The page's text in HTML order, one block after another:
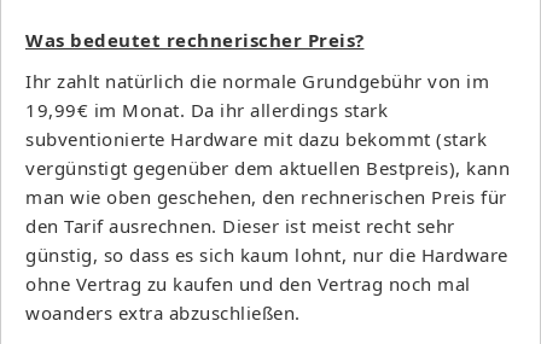
Was bedeutet rechnerischer Preis?
Ihr zahlt natürlich die normale Grundgebühr von im
19,99€ im Monat. Da ihr allerdings stark
subventionierte Hardware mit dazu bekommt (stark
vergünstigt gegenüber dem aktuellen Bestpreis), kann
man wie oben geschehen, den rechnerischen Preis für
den Tarif ausrechnen. Dieser ist meist recht sehr
günstig, so dass es sich kaum lohnt, nur die Hardware
ohne Vertrag zu kaufen und den Vertrag noch mal
woanders extra abzuschließen.